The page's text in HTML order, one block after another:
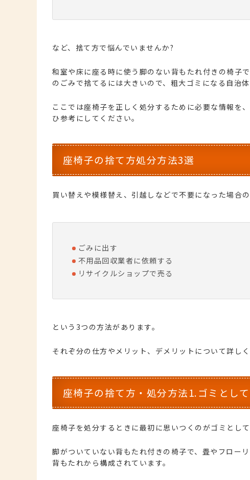
など、捨て方で悩んでいませんか?
和室や床に座る時に使う脚のない背もたれ付きの椅子
のごみで捨てるには大きいので、粗大ゴミになる自治体
ここでは座椅子を正しく処分するために必要な情報を
ひ参考にしてください。
座椅子の捨て方処分方法3選
買い替えや模様替え、引越しなどで不要になった場合
ごみに出す
不用品回収業者に依頼する
リサイクルショップで売る
という3つの方法があります。
それぞ分の仕方やメリット、デメリットについて詳しく
座椅子の捨て方・処分方法1.ゴミとし
座椅子を処分するときに最初に思いつくのがゴミとして
脚がついていない背もたれ付きの椅子で、畳やフロー
背もたれから構成されています。